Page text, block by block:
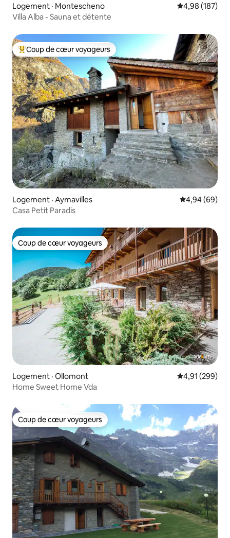
Logement · Montescheno Note
4,98 (187)
Villa Alba - Sauna et détente
Coup de cœur voyageurs parmi les plus aimés
Coup de cœur voyageurs
Logement · Aymavilles Note
4,94 (69)
Casa Petit Paradis
Coup de cœur voyageurs
Coup de cœur voyageurs
Logement · Ollomont Note
4,91 (299)
Home Sweet Home Vda
Coup de cœur voyageurs
Coup de cœur voyageurs